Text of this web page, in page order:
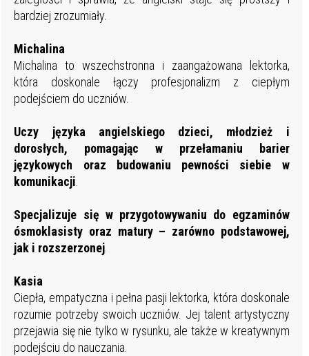
bardziej zrozumiały.
Michalina
Michalina to wszechstronna i zaangażowana lektorka,
która doskonale łączy profesjonalizm z ciepłym
podejściem do uczniów.
Uczy języka angielskiego dzieci, młodzież i
dorosłych, pomagając w przełamaniu barier
językowych oraz budowaniu
pewności siebie w
komunikacji.
Specjalizuje się w przygotowywaniu do egzaminów
ósmoklasisty oraz matury – zarówno podstawowej,
jak i rozszerzonej.
Kasia
Ciepła, empatyczna i pełna pasji lektorka, która doskonale
rozumie potrzeby swoich uczniów. Jej talent artystyczny
przejawia się nie tylko w rysunku, ale także w kreatywnym
podejściu do nauczania.